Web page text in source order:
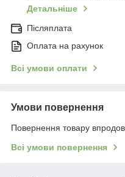
Детальніше
Післяплата
Оплата на рахунок
Всі умови оплати
Умови повернення
Повернення товару
Всі умови повернення